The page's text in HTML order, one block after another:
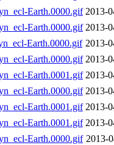
Earth.0000.gif 2013-
Earth.0000.gif 2013-
Earth.0000.gif 2013-
Earth.0000.gif 2013-
Earth.0001.gif 2013-
Earth.0000.gif 2013-
Earth.0001.gif 2013-
Earth.0001.gif 2013-
Earth.0000.gif 2013-